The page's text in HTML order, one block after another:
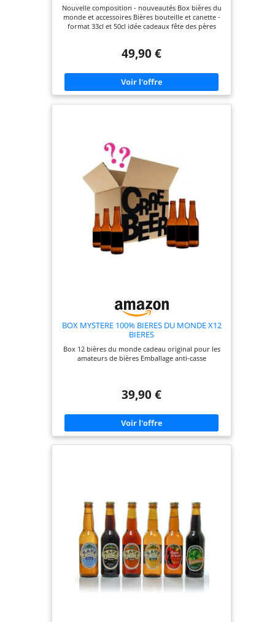
Nouvelle composition - nouveautés Box bières du
monde et accessoires Bières bouteille et canette -
format 33cl et 50cl idée cadeaux fête des pères
49,90 €
BOX MYSTERE 100% BIERES DU MONDE X12
BIERES
Box 12 bières du monde cadeau original pour les
amateurs de bières Emballage anti-casse
39,90 €